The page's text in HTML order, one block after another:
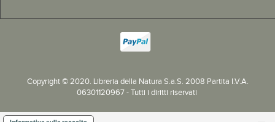
Copyright © 2020. Libreria della Natura S.a.S. 2008 Partita I.V.A.
06301120967 - Tutti i diritti riservati